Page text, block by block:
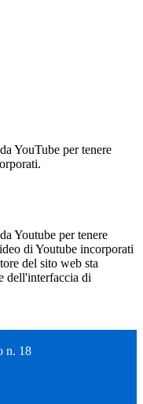
YouTube per tenere
Youtube per tenere
di Youtube incorporati
del sito web sta
dell'interfaccia di
n. 18